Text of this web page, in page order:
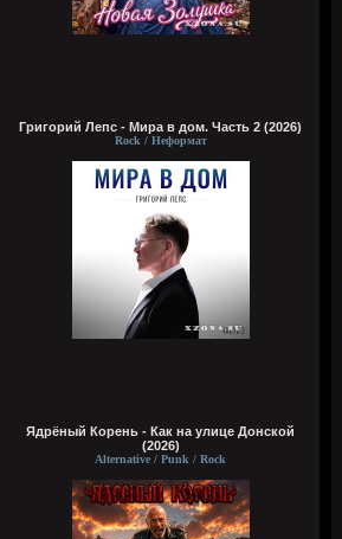
Григорий Лепс - Мира в дом. Часть 2 (2026)
Rock / Неформат
Ядрёный Корень - Как на улице Донской
(2026)
Alternative / Punk / Rock